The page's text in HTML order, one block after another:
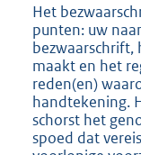
Het
punten: uw
bezwaarschrift,
maakt en het
reden(en)
handtekening.
schorst het
spoed dat